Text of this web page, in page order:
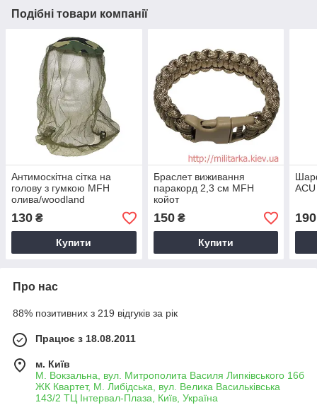
Подібні товари компанії
Антимоскітна сітка на
голову з гумкою MFH
олива/woodland
130 ₴
Купити
Браслет виживання
паракорд 2,3 см MFH
койот
150₴
Купити
ACU
190
Про нас
88% позитивних з 219 відгуків за рік
Працює з 18.08.2011
м. Київ
М. Вокзальна, вул. Митрополита Василя Липківського 16б
ЖК Квартет, М. Либідська, вул. Велика Васильківська
143/2 ТЦ Інтервал-Плаза, Київ, Україна